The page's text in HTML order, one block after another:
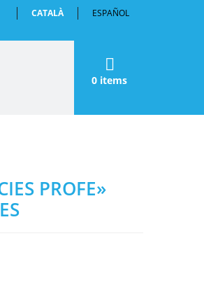
CATALÀ ESPAÑOL
0 items
PROFE»